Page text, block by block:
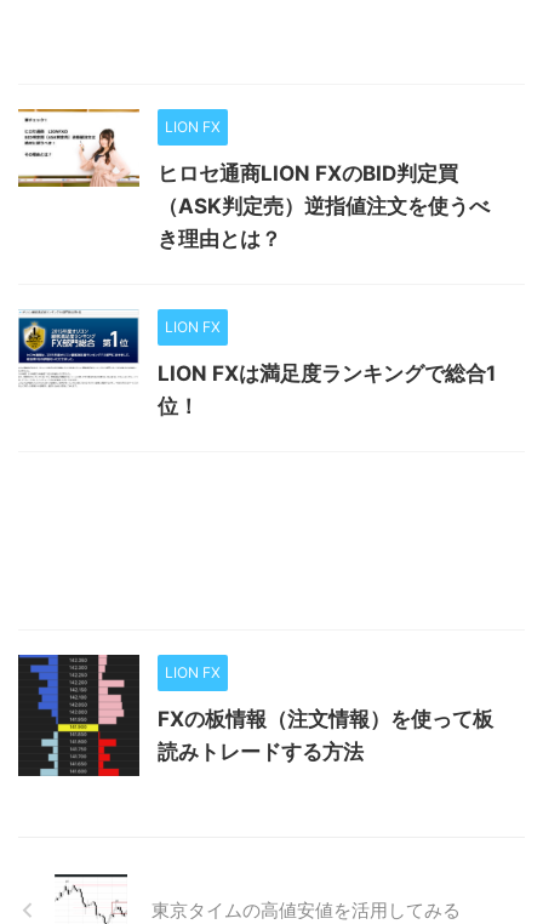
LION FX
ヒロセ通商LION FXのBID判定買
（ASK判定売）逆指値注文を使うべ
き理由とは？
LION FX
LION FXは満足度ランキングで総合1
位！
LION FX
FXの板情報（注文情報）を使って板
読みトレードする方法
東京タイムの高値安値を活用してみる